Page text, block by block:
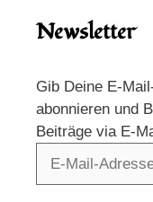
Newsletter
Gib Deine E-
abonnieren und
Beiträge via E-